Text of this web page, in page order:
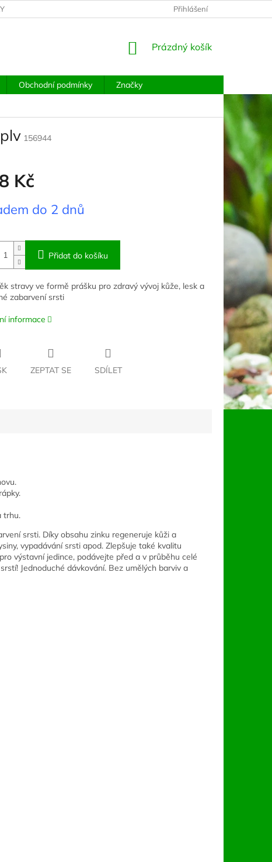
PODMÍNKY OCHRANY OSOBNÍCH ÚDAJŮ MOJE OBJEDNÁVKA
Přihlášení
NÁKUPNÍ
Prázdný košík
Obchodní podmínky
Značky
156944
Kč
do 2 dnů
Přidat do košíku
stravy ve formě prášku pro zdravý vývoj kůže, lesk a
zabarvení srsti
informace
ZEPTAT SE SDÍLET
trhu.
srsti. Díky obsahu zinku regeneruje kůži a
vypadávání srsti apod. Zlepšuje také kvalitu
výstavní jedince, podávejte před a v průběhu celé
Jednoduché dávkování. Bez umělých barviv a